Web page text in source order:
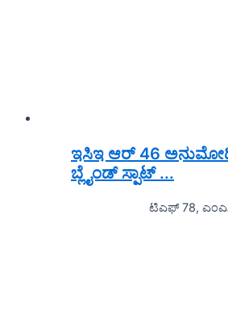
ಇಸಿಇ ಆರ್ 46
ಬ್ಲೈಂಡ್ ಸ್ಪಾಟ್ ...
ಟಿಎಫ್ 78,